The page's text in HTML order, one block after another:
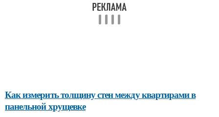
Как измерить толщину стен между квартирами в
панельной хрущевке